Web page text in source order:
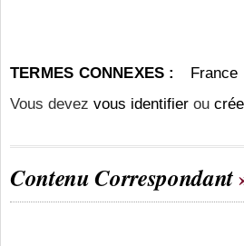
TERMES CONNEXES : France
Vous devez vous identifier ou
Contenu Correspondant